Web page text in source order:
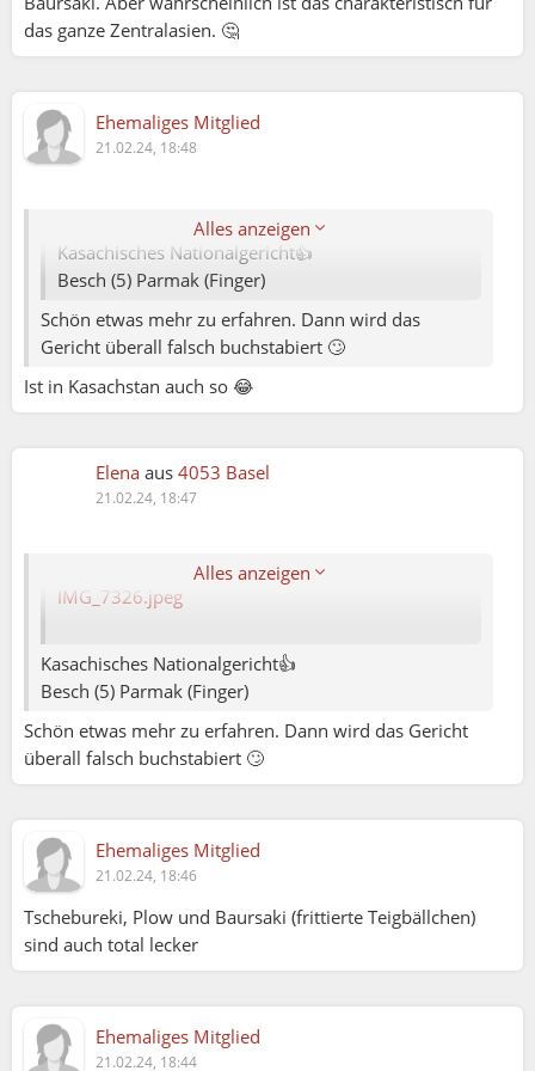
das ganze Zentralasien. 🤔
Ehemaliges Mitglied
21.02.24, 18:48
Alles anzeigen
Elena79:
Kasachisches Nationalgericht👍
Besch (5) Parmak (Finger)
Schön etwas mehr zu erfahren. Dann wird das
Gericht überall falsch buchstabiert 🙄
Ist in Kasachstan auch so 😂
Elena aus 4053 Basel
21.02.24, 18:47
Alles anzeigen
Rini:
Elena79:
IMG_7326.jpeg
Kasachisches Nationalgericht👍
Besch (5) Parmak (Finger)
Schön etwas mehr zu erfahren. Dann wird das Gericht
überall falsch buchstabiert 🙄
Ehemaliges Mitglied
21.02.24, 18:46
Tschebureki, Plow und Baursaki (frittierte Teigbällchen)
sind auch total lecker
Ehemaliges Mitglied
21.02.24, 18:44
Rini: